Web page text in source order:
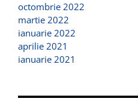
octombrie 2022
martie 2022
ianuarie 2022
aprilie 2021
ianuarie 2021